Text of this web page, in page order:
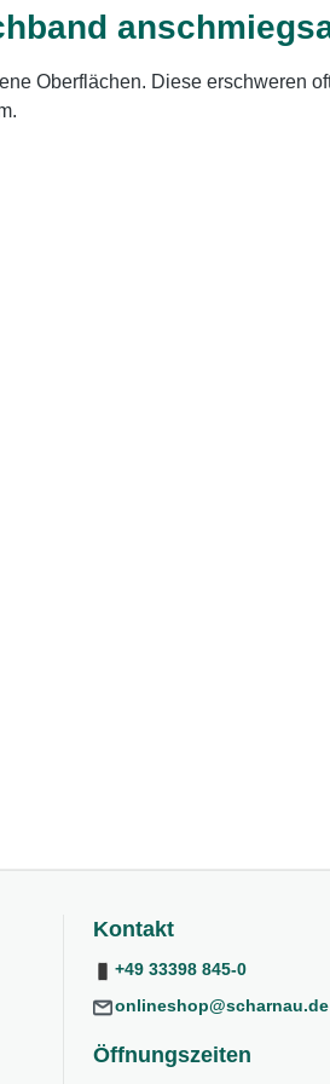
Oberflächen. Diese erschweren
Kontakt
+49 33398 845-0
onlineshop@scharnau.de
Öffnungszeiten